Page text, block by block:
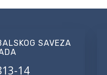
SAVEZA
14